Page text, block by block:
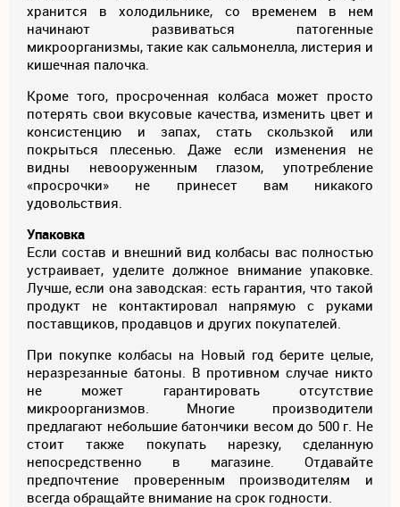
хранится в холодильнике, со временем в нем
начинают развиваться патогенные
микроорганизмы, такие как сальмонелла, листерия и
кишечная палочка.
Кроме того, просроченная колбаса может просто
потерять свои вкусовые качества, изменить цвет и
консистенцию и запах, стать скользкой или
покрыться плесенью. Даже если изменения не
видны невооруженным глазом, употребление
«просрочки» не принесет вам никакого
удовольствия.
Упаковка
Если состав и внешний вид колбасы вас полностью
устраивает, уделите должное внимание упаковке.
Лучше, если она заводская: есть гарантия, что такой
продукт не контактировал напрямую с руками
поставщиков, продавцов и других покупателей.
При покупке колбасы на Новый год берите целые,
неразрезанные батоны. В противном случае никто
не может гарантировать отсутствие
микроорганизмов. Многие производители
предлагают небольшие батончики весом до 500 г. Не
стоит также покупать нарезку, сделанную
непосредственно в магазине. Отдавайте
предпочтение проверенным производителям и
всегда обращайте внимание на срок годности.